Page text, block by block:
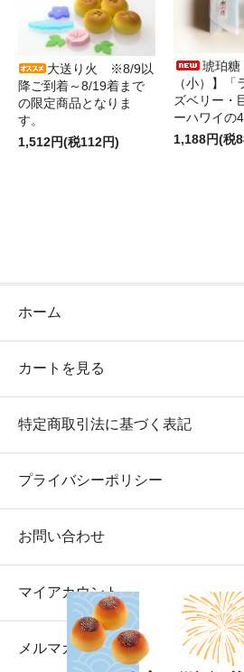
大送り火 ※8/9以
降ご到着～8/19着まで
の限定商品となりま
す。
1,512円(税112円)
琥珀糖
（小）】「
ズベリー・
ーハワイの
1,188円(税
ホーム
カートを見る
特定商取引法に基づく表記
プライバシーポリシー
お問い合わせ
マイアカウント
メルマガ登録・解除